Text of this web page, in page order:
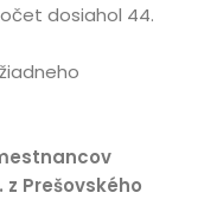
dosiahol 44.
z Prešovského